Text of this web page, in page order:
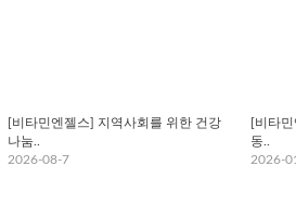
[비타민엔젤스] 지역사회를 위한 건강
나눔..
2026-08-7
[비타
동..
2026-